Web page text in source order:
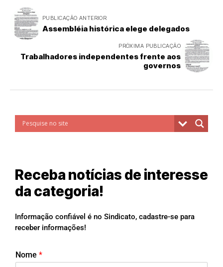
PUBLICAÇÃO ANTERIOR
Assembléia histórica elege delegados
PRÓXIMA PUBLICAÇÃO
Trabalhadores independentes frente aos
governos
Receba notícias de interesse
da categoria!
Informação confiável é no Sindicato, cadastre-se para
receber informações!
Nome *